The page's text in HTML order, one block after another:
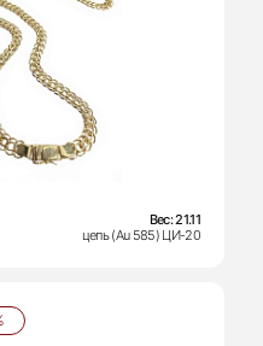
Вес:21.11
цепь (Au 585) ЦИ-20